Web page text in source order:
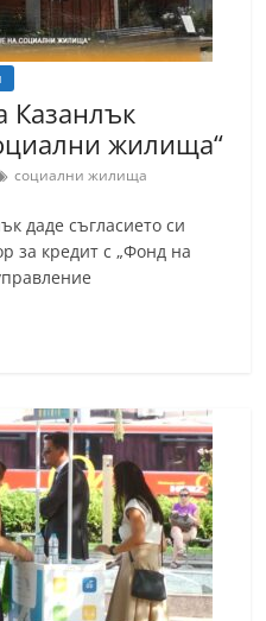
Казанлък
жилища“
социални жилища
даде съгласието си
за кредит с „Фонд на